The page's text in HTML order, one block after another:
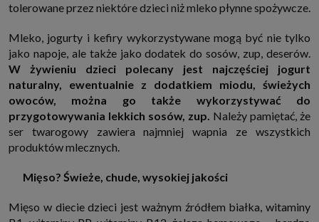
2. Masz również prawo żądania dostępu do Twoich danych osobowych, ich
sprostowania, usunięcia lub ograniczenia przetwarzania, prawo do
oraz prawo do wniesienia skargi do organu nadzorczego, którym w Polsce
jest Prezes Urzędu Ochrony Danych Osobowych.
Pod tym adresem
znajdziesz dodatkowe informacje dotyczące przetwarzania danych i
Twoich uprawnień.
tolerowane przez niektóre dzieci niż mleko płynne spożywcze.
Mleko, jogurty i kefiry wykorzystywane mogą być nie tylko
jako napoje, ale także jako dodatek do sosów, zup, deserów.
W żywieniu dzieci polecany jest najczęściej jogurt
naturalny, ewentualnie z dodatkiem miodu, świeżych
owoców, można go także wykorzystywać do
przygotowywania lekkich sosów, zup. Należy pamiętać, że
ser twarogowy zawiera najmniej wapnia ze wszystkich
produktów mlecznych.
Mięso? Świeże, chude, wysokiej jakości
Mięso w diecie dzieci jest ważnym źródłem białka, witaminy